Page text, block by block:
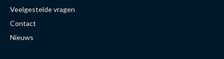
Veelgestelde vragen
Contact
Nieuws